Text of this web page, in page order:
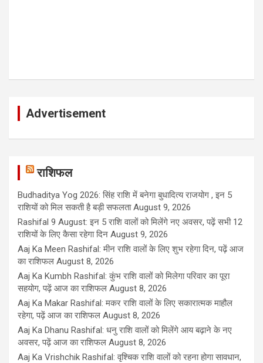
Advertisement
राशिफल
Budhaditya Yog 2026: सिंह राशि में बनेगा बुधादित्य राजयोग , इन 5
राशियों को मिल सकती है बड़ी सफलता August 9, 2026
Rashifal 9 August: इन 5 राशि वालों को मिलेंगे नए अवसर, पढ़ें सभी 12
राशियों के लिए कैसा रहेगा दिन August 9, 2026
Aaj Ka Meen Rashifal: मीन राशि वालों के लिए शुभ रहेगा दिन, पढ़ें आज
का राशिफल August 8, 2026
Aaj Ka Kumbh Rashifal: कुंभ राशि वालों को मिलेगा परिवार का पूरा
सहयोग, पढ़ें आज का राशिफल August 8, 2026
Aaj Ka Makar Rashifal: मकर राशि वालों के लिए सकारात्मक माहौल
रहेगा, पढ़ें आज का राशिफल August 8, 2026
Aaj Ka Dhanu Rashifal: धनु राशि वालों को मिलेंगे आय बढ़ाने के नए
अवसर, पढ़ें आज का राशिफल August 8, 2026
Aaj Ka Vrishchik Rashifal: वृश्चिक राशि वालों को रहना होगा सावधान,